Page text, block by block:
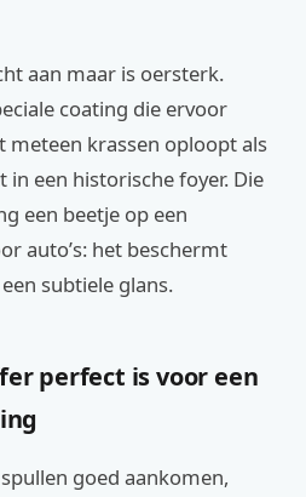
aan maar is oersterk.
coating die ervoor
krassen oploopt als
in een historische foyer. Die
een beetje op een
auto’s: het beschermt
subtiele glans.
perfect is voor een
goed aankomen,